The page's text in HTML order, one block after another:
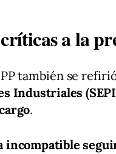
a la
también se
Industriales
.
incompatible